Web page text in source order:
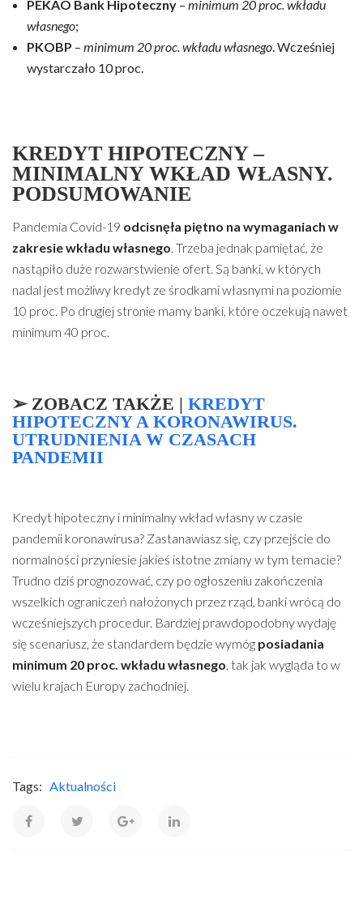
PEKAO Bank Hipoteczny – minimum 20 proc. wkładu
własnego;
PKOBP – minimum 20 proc. wkładu własnego. Wcześniej
wystarczało 10 proc.
KREDYT HIPOTECZNY –
MINIMALNY WKŁAD WŁASNY.
PODSUMOWANIE
Pandemia Covid-19 odcisnęła piętno na wymaganiach w
zakresie wkładu własnego. Trzeba jednak pamiętać, że
nastąpiło duże rozwarstwienie ofert. Są banki, w których
nadal jest możliwy kredyt ze środkami własnymi na poziomie
10 proc. Po drugiej stronie mamy banki, które oczekują nawet
minimum 40 proc.
➢ ZOBACZ TAKŻE | KREDYT
HIPOTECZNY A KORONAWIRUS.
UTRUDNIENIA W CZASACH
PANDEMII
Kredyt hipoteczny i minimalny wkład własny w czasie
pandemii koronawirusa? Zastanawiasz się, czy przejście do
normalności przyniesie jakieś istotne zmiany w tym temacie?
Trudno dziś prognozować, czy po ogłoszeniu zakończenia
wszelkich ograniczeń nałożonych przez rząd, banki wrócą do
wcześniejszych procedur. Bardziej prawdopodobny wydaję
się scenariusz, że standardem będzie wymóg posiadania
minimum 20 proc. wkładu własnego, tak jak wygląda to w
wielu krajach Europy zachodniej.
Tags: Aktualności